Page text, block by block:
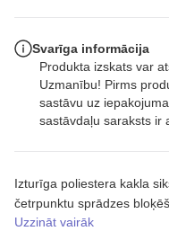
Izturīga poliestera kakla
četrpunktu sprādzes
Uzzināt vairāk
Svarīga informācija
Produkta izskats var
Uzmanību! Pirms
sastāvu uz
sastāvdaļu saraksts ir